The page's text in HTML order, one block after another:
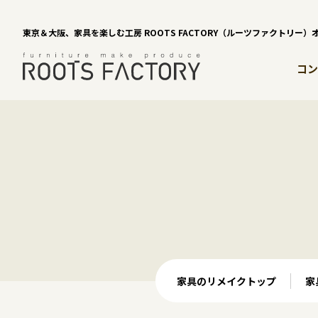
東京＆大阪、家具を楽しむ工房 ROOTS FACTORY（ルーツファクトリー）
コ
家具のリメイクトップ